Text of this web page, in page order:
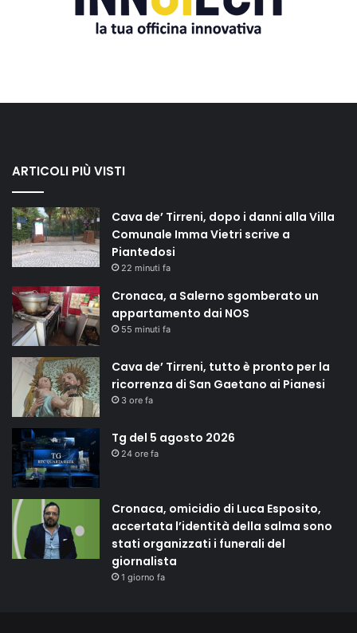
ARTICOLI PIÙ VISTI
Cava de’ Tirreni, dopo i danni alla Villa
Comunale Imma Vietri scrive a
Piantedosi
22 minuti fa
Cronaca, a Salerno sgomberato un
appartamento dai NOS
55 minuti fa
Cava de’ Tirreni, tutto è pronto per la
ricorrenza di San Gaetano ai Pianesi
3 ore fa
Tg del 5 agosto 2026
24 ore fa
Cronaca, omicidio di Luca Esposito,
accertata l’identità della salma sono
stati organizzati i funerali del
giornalista
1 giorno fa